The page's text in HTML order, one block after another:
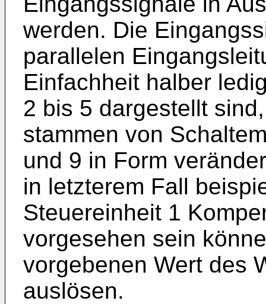
werden. Die
parallelen
Einfachheit halber
2 bis 5 dargestellt
stammen von
und 9 in Form
in letzterem Fall
Steuereinheit 1
vorgesehen sein
vorgebenen Wert des
auslösen.